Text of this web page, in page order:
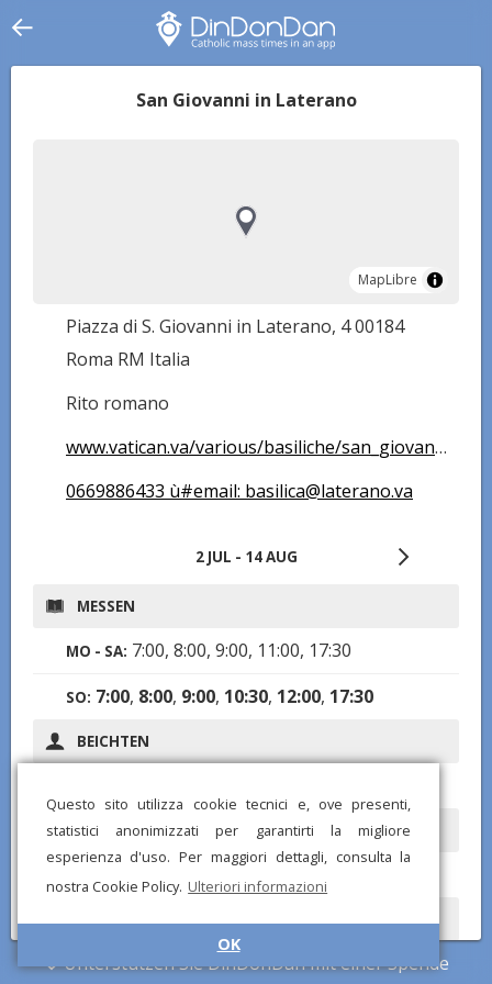
Questo sito utilizza cookie tecnici e, ove presenti,
statistici anonimizzati per garantirti la migliore
esperienza d'uso. Per maggiori dettagli, consulta la
nostra Cookie Policy. Ulteriori informazioni
OK
San Giovanni in Laterano
MapLibre
MapLibre
Piazza di S. Giovanni in Laterano, 4 00184
Roma RM Italia
Rito romano
www.vatican.va/various/basiliche/san_giovanni/index_it.htm
0669886433 ù#email: basilica@laterano.va
2 JUL - 14 AUG
MESSEN
MO - SA: 7:00, 8:00, 9:00, 11:00, 17:30
SO: 7:00, 8:00, 9:00, 10:30, 12:00, 17:30
BEICHTEN
ÖFFNUNGSZEITEN
ROSENKRANZ
MO - SO:17:00 (o vespri)
Unterstützen Sie DinDonDan mit einer Spende